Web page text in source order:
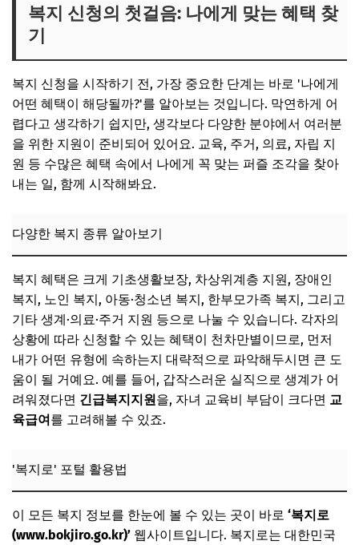
다양한 복지 종류 알아보기
전문가 상담의 중요성
📌 지금 뜨는 꿀정보! 놓치지 마세요
추가할인 코드 WRVE6
복지 신청, 빠짐없이 준비하는 완벽 체크리스트
공통 제출 서류 확인
📌 지금 뜨는 꿀정보! 놓치지 마세요
추가할인 코드 WRVE6
초보자를 위한 단계별 신청 가이드 (온라인/오프라인)
온라인 '복지로' 신청 방법
주민센터 방문 신청 절차
신청 시 주의사항 및 팁
📌 지금 뜨는 꿀정보! 놓치지 마세요
자주 묻는 질문
Q. 서류 보완 요청을 받았다면?
복지 신청의 첫걸음: 나에게 맞는 혜택 찾
기
복지 신청을 시작하기 전, 가장 중요한 단계는 바로 '나에게
어떤 혜택이 해당될까?'를 알아보는 것입니다. 막연하게 어
렵다고 생각하기 쉽지만, 생각보다 다양한 분야에서 여러분
을 위한 지원이 준비되어 있어요. 교육, 주거, 의료, 자립 지
원 등 수많은 혜택 속에서 나에게 꼭 맞는 퍼즐 조각을 찾아
내는 일, 함께 시작해봐요.
다양한 복지 종류 알아보기
복지 혜택은 크게 기초생활보장, 차상위계층 지원, 장애인
복지, 노인 복지, 아동·청소년 복지, 한부모가족 복지, 그리고
기타 생계·의료·주거 지원 등으로 나눌 수 있습니다. 각자의
상황에 따라 신청할 수 있는 혜택이 천차만별이므로, 먼저
내가 어떤 유형에 속하는지 대략적으로 파악해두시면 큰 도
움이 될 거예요. 예를 들어, 갑작스러운 실직으로 생계가 어
려워졌다면 긴급복지지원을, 자녀 교육비 부담이 크다면 교
육급여를 고려해볼 수 있죠.
'복지로' 포털 활용법
이 모든 복지 정보를 한눈에 볼 수 있는 곳이 바로 ‘복지로
(www.bokjiro.go.kr)’ 웹사이트입니다. 복지로는 대한민국